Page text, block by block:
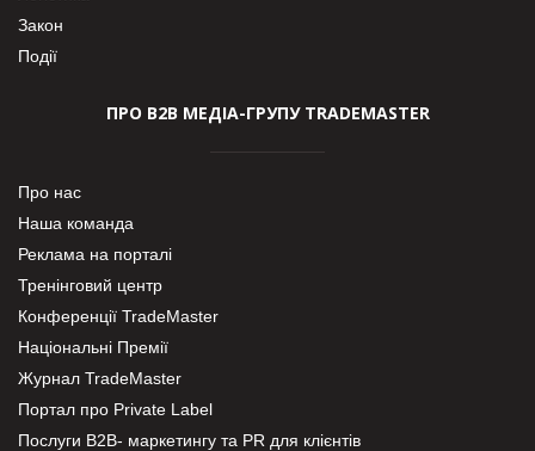
Закон
Події
ПРО В2В МЕДІА-ГРУПУ TRADEMASTER
Про нас
Наша команда
Реклама на порталі
Тренінговий центр
Конференції TradeMaster
Національні Премії
Журнал TradeMaster
Портал про Private Label
Послуги В2В- маркетингу та PR для клієнтів